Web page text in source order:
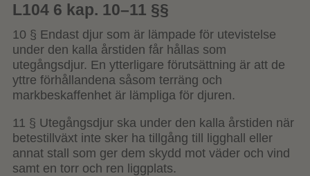
L104 6 kap. 10–11 §§
10 § Endast djur som är lämpade för utevistelse
under den kalla årstiden får hållas som
utegångsdjur. En ytterligare förutsättning är att de
yttre förhållandena såsom terräng och
markbeskaffenhet är lämpliga för djuren.
11 § Utegångsdjur ska under den kalla årstiden när
betestillväxt inte sker ha tillgång till ligghall eller
annat stall som ger dem skydd mot väder och vind
samt en torr och ren liggplats.